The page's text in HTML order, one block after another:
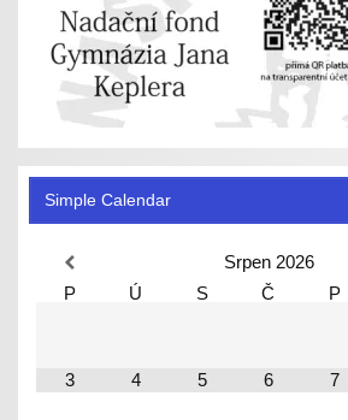
Simple Calendar
Srpen 2026
P
Ú S Č P
3 4 5 6 7